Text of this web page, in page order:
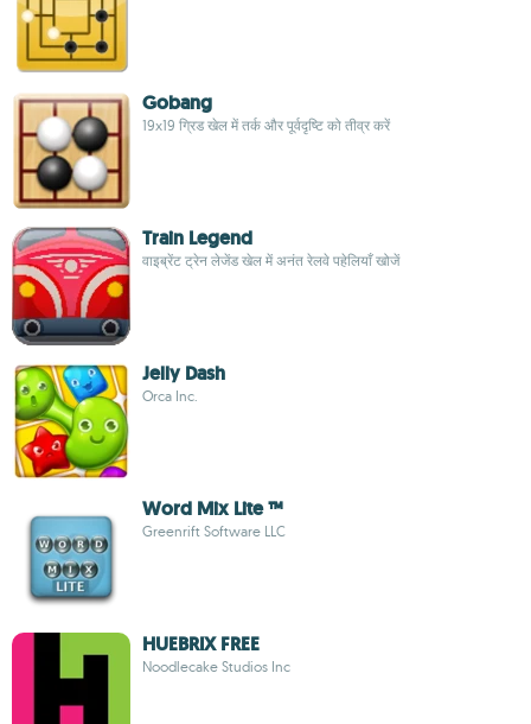
Gobang
19x19 ग्रिड खेल में तर्क और पूर्वदृष्टि को तीव्र करें
Train Legend
वाइब्रेंट ट्रेन लेजेंड खेल में अनंत रेलवे पहेलियाँ खोजें
Jelly Dash
Orca Inc.
Word Mix Lite ™
Greenrift Software LLC
HUEBRIX FREE
Noodlecake Studios Inc